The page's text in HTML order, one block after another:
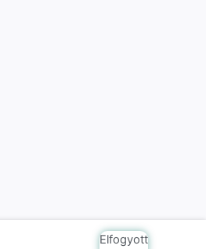
Elfogyott